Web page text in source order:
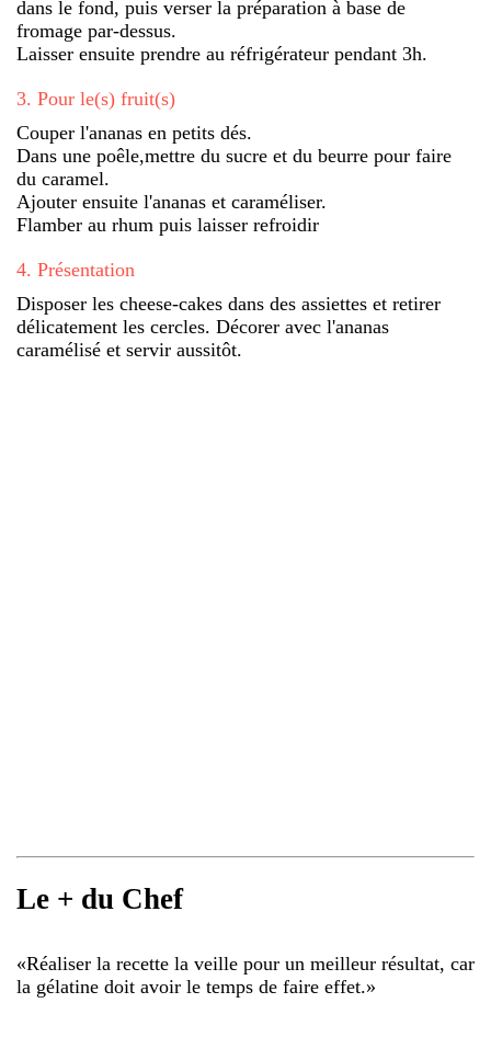
dans le fond, puis verser la préparation à base de
fromage par-dessus.
Laisser ensuite prendre au réfrigérateur pendant 3h.
3. Pour le(s) fruit(s)
Couper l'ananas en petits dés.
Dans une poêle,mettre du sucre et du beurre pour faire
du caramel.
Ajouter ensuite l'ananas et caraméliser.
Flamber au rhum puis laisser refroidir
4. Présentation
Disposer les cheese-cakes dans des assiettes et retirer
délicatement les cercles. Décorer avec l'ananas
caramélisé et servir aussitôt.
Le + du Chef
«Réaliser la recette la veille pour un meilleur résultat, car
la gélatine doit avoir le temps de faire effet.»